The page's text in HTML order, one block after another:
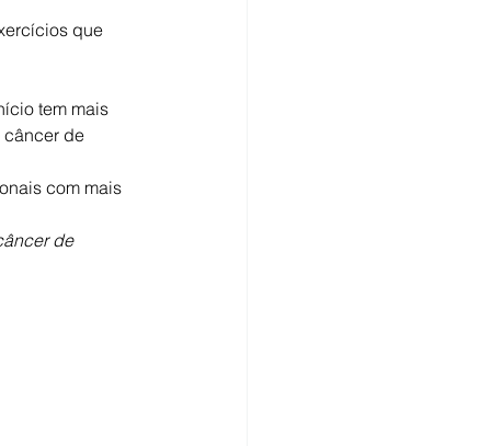
que
tem mais
câncer de
com mais
de